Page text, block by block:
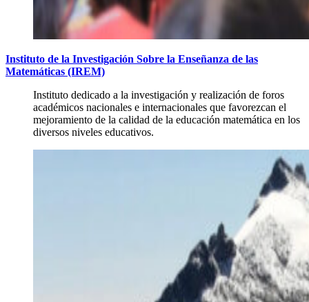
Instituto de la Investigación Sobre la Enseñanza de las
Matemáticas (IREM)
Instituto dedicado a la investigación y realización de foros
académicos nacionales e internacionales que favorezcan el
mejoramiento de la calidad de la educación matemática en los
diversos niveles educativos.